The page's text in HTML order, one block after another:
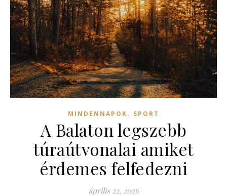
MINDENNAPOK, SPORT
A Balaton legszebb
túraútvonalai amiket
érdemes felfedezni
április 22, 2026